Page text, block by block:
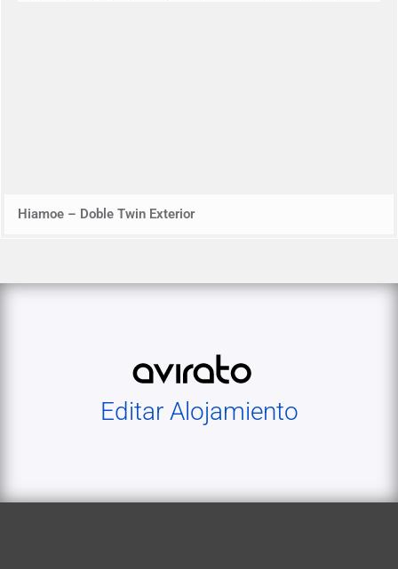
Hiamoe – Doble Twin Exterior
Editar Alojamiento